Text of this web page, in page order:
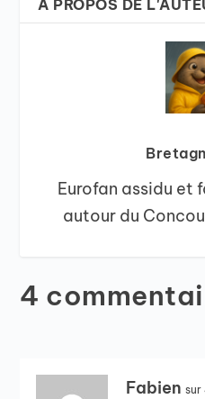
A PROPOS DE
Eurofan assidu et
autour du
4
Fabien sur